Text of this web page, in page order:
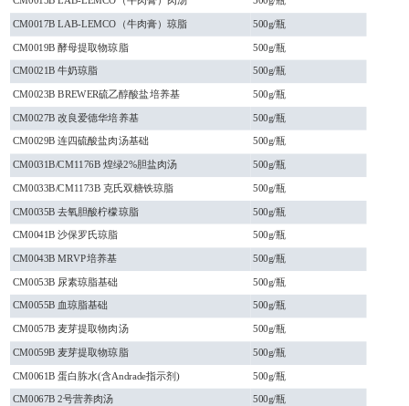
CM0017B LAB-LEMCO（牛肉膏）琼脂
500g/瓶
CM0019B 酵母提取物琼脂 500g/瓶
CM0021B 牛奶琼脂
500g/瓶
CM0023B BREWER硫乙醇酸盐培养基
500g/瓶
CM0027B 改良爱德华培养基 500g/瓶
CM0029B 连四硫酸盐肉汤基础
500g/瓶
CM0031B/CM1176B 煌绿2%胆盐肉汤
500g/瓶
CM0033B/CM1173B 克氏双糖铁琼脂 500g/瓶
CM0035B 去氧胆酸柠檬琼脂
500g/瓶
CM0041B 沙保罗氏琼脂
500g/瓶
CM0043B MRVP培养基 500g/瓶
CM0053B 尿素琼脂基础
500g/瓶
CM0055B 血琼脂基础
500g/瓶
CM0057B 麦芽提取物肉汤 500g/瓶
CM0059B 麦芽提取物琼脂
500g/瓶
CM0061B 蛋白胨水(含Andrade指示剂)
500g/瓶
CM0067B 2号营养肉汤 500g/瓶